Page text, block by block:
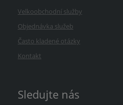
Velkoobchodní služby
Objednávka služeb
Často kladené otázky
Kontakt
Sledujte nás